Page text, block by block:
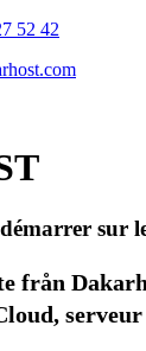
52 42
sur
från